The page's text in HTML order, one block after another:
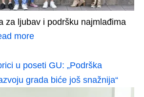
za ljubav i podršku najmlađima
more
u poseti GU: „Podrška
grada biće još snažnija“